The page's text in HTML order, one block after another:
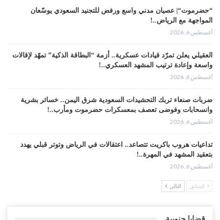
” أو ” الجنوبية ” .
ب- ثم نصحوا ” بالعين الحمراء ” تبديل جواز
ج- في موسم الحج هذا اعادوا حامل الجواز
الشمالي اذا شموا من لهجته انه من سكان
د- اعادوا ابناء شبوة ومأرب الذين يحملون جوازات
يمنية الى مناطقهم ولا يقبلون إلا بالتابعية
السعودية باعتبار ان هذه مناطقهم وقيد
التحرير!!؟
وقبل هذا مر احتلال مناطق في حضرموت.. تحت
بيان صغير كعين النملة.
“حضرموت“| عصيان مدني واسع ورفض للتجنيد السعودي يوسّعان
المواجهة مع الرياض..!
أغسطس 6, 2026
العقيلي يعلن تمرّد قيادات عسكرية.. أزمة “البطاقة الذكية” تمهّد لإقالات
واسعة وإعادة ترتيب المشهد العسكري..!
أغسطس 6, 2026
ضربات صنعاء تربك التحشيدات السعودية شرق اليمن.. خسائر بشرية
وانسحابات وفوضى تعصف بمعسكرات حضرموت ومأرب..!
أغسطس 6, 2026
تداعيات هروب باكريت تتصاعد.. اعتقالات في الرياض وتوتر قبلي يهدد
بتعقيد المشهد في المهرة..!
أغسطس 6, 2026
“حضرموت“| في تصعيد غير مسبوق.. انتشار فصيل “مكافحة الإرهاب”
السابق التالي